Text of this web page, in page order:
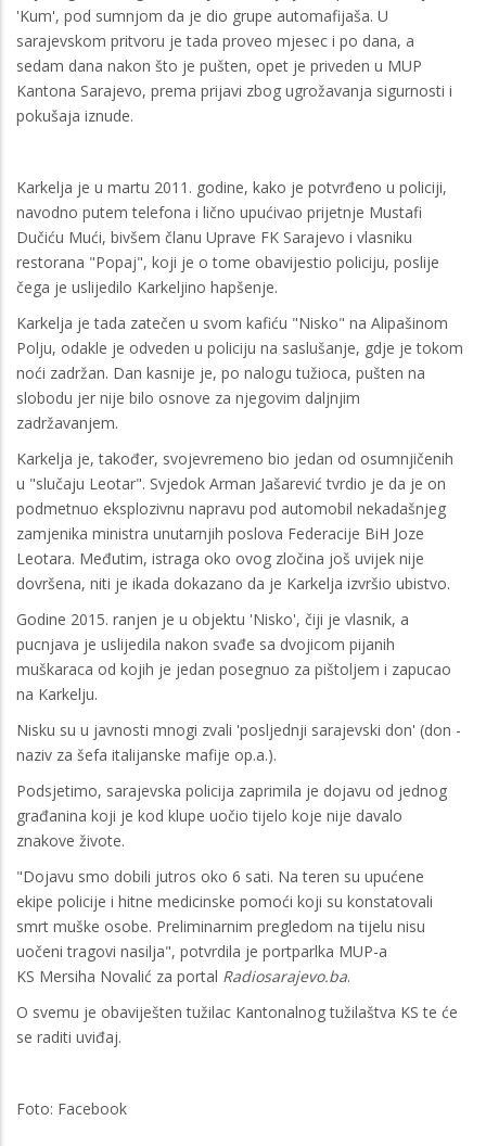
'Kum', pod sumnjom da je dio grupe automafijaša. U
sarajevskom pritvoru je tada proveo mjesec i po dana, a
sedam dana nakon što je pušten, opet je priveden u MUP
Kantona Sarajevo, prema prijavi zbog ugrožavanja sigurnosti i
pokušaja iznude.
Karkelja je u martu 2011. godine, kako je potvrđeno u policiji,
navodno putem telefona i lično upućivao prijetnje Mustafi
Dučiću Mući, bivšem članu Uprave FK Sarajevo i vlasniku
restorana "Popaj", koji je o tome obavijestio policiju, poslije
čega je uslijedilo Karkeljino hapšenje.
Karkelja je tada zatečen u svom kafiću "Nisko" na Alipašinom
Polju, odakle je odveden u policiju na saslušanje, gdje je tokom
noći zadržan. Dan kasnije je, po nalogu tužioca, pušten na
slobodu jer nije bilo osnove za njegovim daljnjim
zadržavanjem.
Karkelja je, također, svojevremeno bio jedan od osumnjičenih
u "slučaju Leotar". Svjedok Arman Jašarević tvrdio je da je on
podmetnuo eksplozivnu napravu pod automobil nekadašnjeg
zamjenika ministra unutarnjih poslova Federacije BiH Joze
Leotara. Međutim, istraga oko ovog zločina još uvijek nije
dovršena, niti je ikada dokazano da je Karkelja izvršio ubistvo.
Godine 2015. ranjen je u objektu 'Nisko', čiji je vlasnik, a
pucnjava je uslijedila nakon svađe sa dvojicom pijanih
muškaraca od kojih je jedan posegnuo za pištoljem i zapucao
na Karkelju.
Nisku su u javnosti mnogi zvali 'posljednji sarajevski don' (don -
naziv za šefa italijanske mafije op.a.).
Podsjetimo, sarajevska policija zaprimila je dojavu od jednog
građanina koji je kod klupe uočio tijelo koje nije davalo
znakove živote.
"Dojavu smo dobili jutros oko 6 sati. Na teren su upućene
ekipe policije i hitne medicinske pomoći koji su konstatovali
smrt muške osobe. Preliminarnim pregledom na tijelu nisu
uočeni tragovi nasilja", potvrdila je portparlka MUP-a
KS Mersiha Novalić za portal Radiosarajevo.ba.
O svemu je obaviješten tužilac Kantonalnog tužilaštva KS te će
se raditi uviđaj.
Foto: Facebook